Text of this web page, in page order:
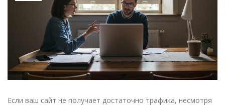
Если ваш сайт не получает достаточно трафика, несмотря